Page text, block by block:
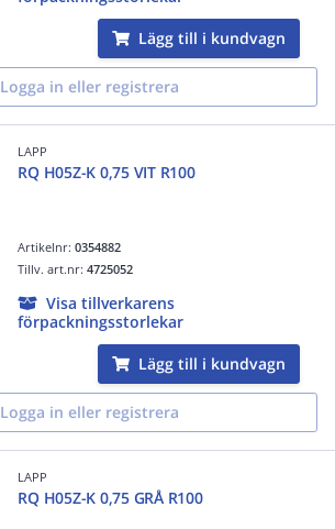
Lägg till i kundvagn
Logga in eller registrera
LAPP
RQ H05Z-K 0,75 VIT R100
Artikelnr:0354882
Tillv. art.nr:4725052
Visa tillverkarens
förpackningsstorlekar
Lägg till i kundvagn
Logga in eller registrera
LAPP
RQ H05Z-K 0,75 GRÅ R100